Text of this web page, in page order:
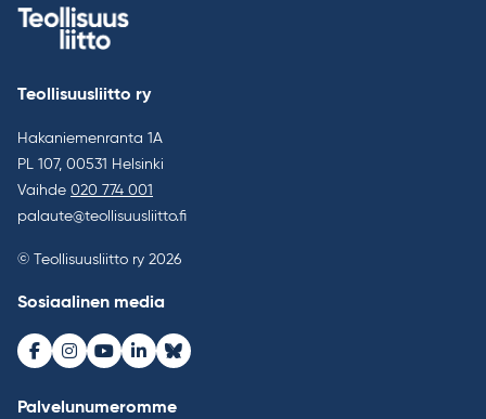
Teollisuusliitto ry
Hakaniemenranta 1A
PL 107, 00531 Helsinki
Vaihde 020 774 001
palaute@teollisuusliitto.fi
© Teollisuusliitto ry 2026
Sosiaalinen media
Facebook
Instagram
Youtube
LinkedInBluesky
Palvelunumeromme